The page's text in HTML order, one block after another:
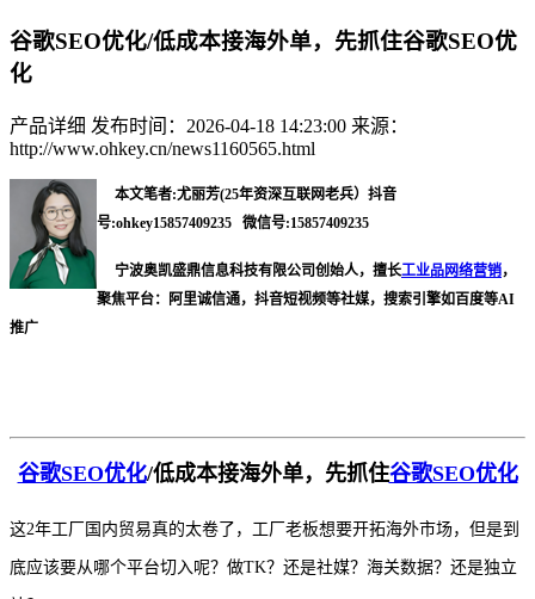
谷歌SEO优化/低成本接海外单，先抓住谷歌SEO优
化
产品详细 发布时间：2026-04-18 14:23:00 来源：
http://www.ohkey.cn/news1160565.html
本文笔者:尤丽芳(25年资深互联网老兵）抖音
号:ohkey15857409235 微信号:15857409235
宁波奥凯盛鼎信息科技有限公司创始人，擅长工业品网络营销，
聚焦平台：阿里诚信通，抖音短视频等社媒，搜索引擎如百度等AI
推广
谷歌SEO优化/低成本接海外单，先抓住谷歌SEO优化
这2年工厂国内贸易真的太卷了，工厂老板想要开拓海外市场，但是到
底应该要从哪个平台切入呢？做TK？还是社媒？海关数据？还是独立